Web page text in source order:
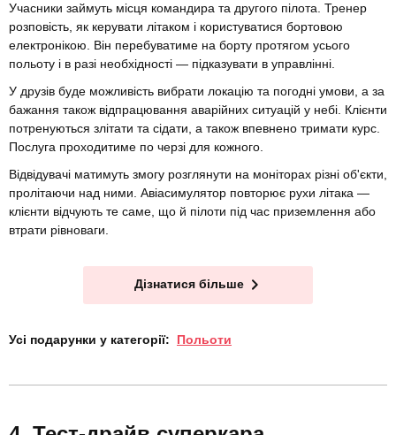
Учасники займуть місця командира та другого пілота. Тренер
розповість, як керувати літаком і користуватися бортовою
електронікою. Він перебуватиме на борту протягом усього
польоту і в разі необхідності — підказувати в управлінні.
У друзів буде можливість вибрати локацію та погодні умови, а за
бажання також відпрацювання аварійних ситуацій у небі. Клієнти
потренуються злітати та сідати, а також впевнено тримати курс.
Послуга проходитиме по черзі для кожного.
Відвідувачі матимуть змогу розглянути на моніторах різні об'єкти,
пролітаючи над ними. Авіасимулятор повторює рухи літака —
клієнти відчують те саме, що й пілоти під час приземлення або
втрати рівноваги.
Дізнатися більше
Усі подарунки у категорії: Польоти